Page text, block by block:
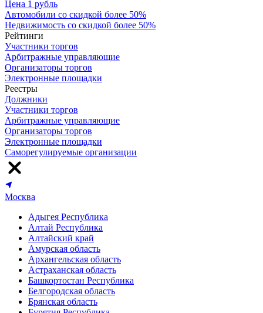
Цена 1 рубль
Автомобили со скидкой более 50%
Недвижимость со скидкой более 50%
Рейтинги
Участники торгов
Арбитражные управляющие
Организаторы торгов
Электронные площадки
Реестры
Должники
Участники торгов
Арбитражные управляющие
Организаторы торгов
Электронные площадки
Саморегулируемые организации
Москва
Адыгея Республика
Алтай Республика
Алтайский край
Амурская область
Архангельская область
Астраханская область
Башкортостан Республика
Белгородская область
Брянская область